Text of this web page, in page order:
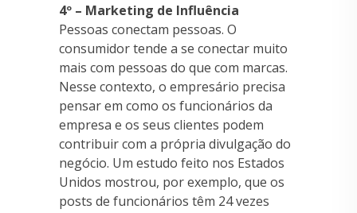
4º – Marketing de Influência
Pessoas conectam pessoas. O
consumidor tende a se conectar muito
mais com pessoas do que com marcas.
Nesse contexto, o empresário precisa
pensar em como os funcionários da
empresa e os seus clientes podem
contribuir com a própria divulgação do
negócio. Um estudo feito nos Estados
Unidos mostrou, por exemplo, que os
posts de funcionários têm 24 vezes